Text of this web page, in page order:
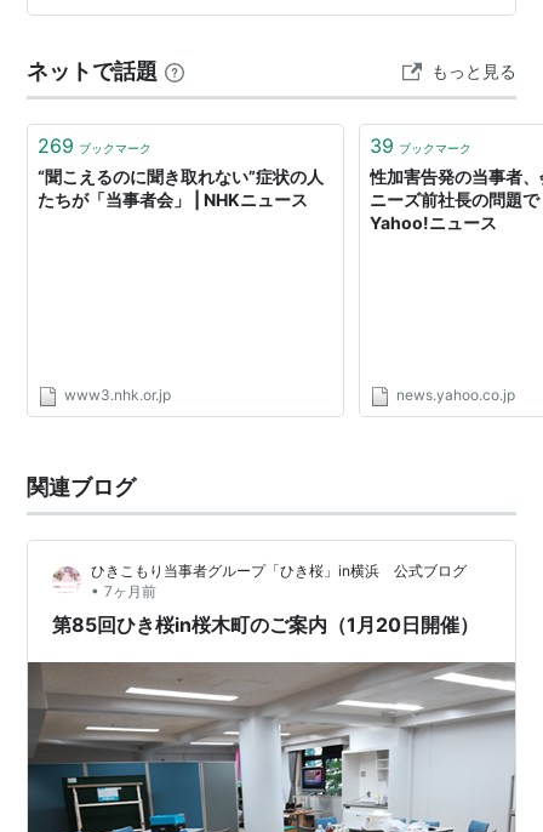
出版をしたり、シンポジウムを開催して、大勢の前で、
トを一緒におこなったり、活動している当事者の方々を
応援したりしています。 この2月には、練馬区で…
ネットで話題 もっと見る
269 ブックマーク
“聞こえるのに聞き取れない”症状の人
たちが「当事者会」 | NHKニュース
www3.nhk.or.jp
39 ブックマーク
性加害告発の当事者
ニーズ前社長の問題
Yahoo!ニュース
news.yahoo.co.jp
関連ブログ
ひきこもり当事者グループ「ひき桜」in横浜 公式ブログ
• 7ヶ月前
第85回ひき桜in桜木町のご案内（1月20日開催）